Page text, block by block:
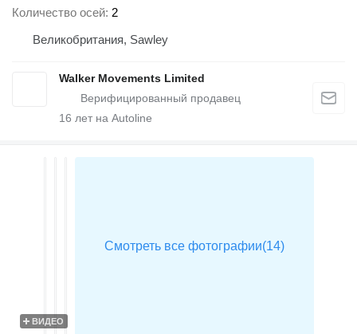
Количество осей 2
Великобритания, Sawley
Walker Movements Limited
16 лет на Autoline
ВИДЕО